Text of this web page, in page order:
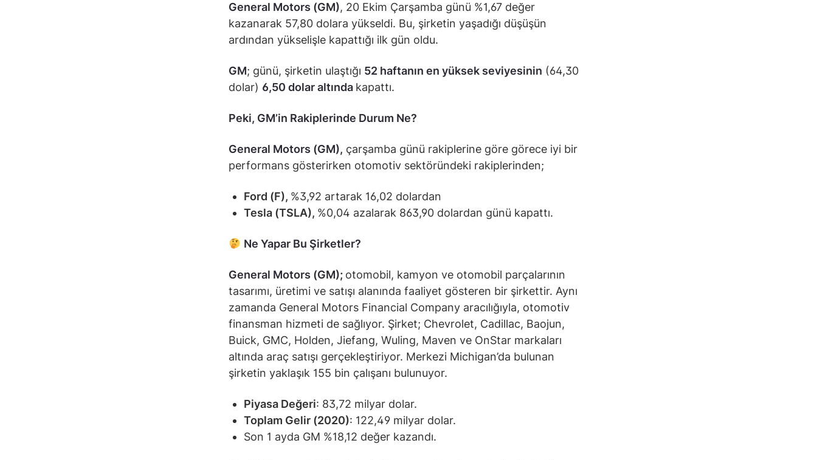
General Motors (GM), 20 Ekim Çarşamba günü %1,67 değer
kazanarak 57,80 dolara yükseldi. Bu, şirketin yaşadığı düşüşün
ardından yükselişle kapattığı ilk gün oldu.
GM; günü, şirketin ulaştığı 52 haftanın en yüksek seviyesinin (64,30
dolar) 6,50 dolar altında kapattı.
Peki, GM’in Rakiplerinde Durum Ne?
General Motors (GM), çarşamba günü rakiplerine göre görece iyi bir
performans gösterirken otomotiv sektöründeki rakiplerinden;
Ford (F), %3,92 artarak 16,02 dolardan
Tesla (TSLA), %0,04 azalarak 863,90 dolardan günü kapattı.
Ne Yapar Bu Şirketler?
General Motors (GM); otomobil, kamyon ve otomobil parçalarının
tasarımı, üretimi ve satışı alanında faaliyet gösteren bir şirkettir. Aynı
zamanda General Motors Financial Company aracılığıyla, otomotiv
finansman hizmeti de sağlıyor. Şirket; Chevrolet, Cadillac, Baojun,
Buick, GMC, Holden, Jiefang, Wuling, Maven ve OnStar markaları
altında araç satışı gerçekleştiriyor. Merkezi Michigan’da bulunan
şirketin yaklaşık 155 bin çalışanı bulunuyor.
Piyasa Değeri: 83,72 milyar dolar.
Toplam Gelir (2020): 122,49 milyar dolar.
Son 1 ayda GM %18,12 değer kazandı.